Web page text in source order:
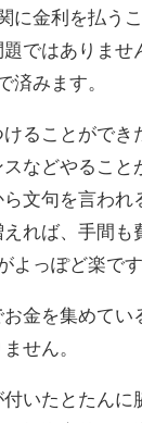
に金利を払う
ではありま
済みます。
ることができ
などやるこ
文句を言われ
れば、手間も
よっぽど楽です
金を集めて
せん。
いたとたん